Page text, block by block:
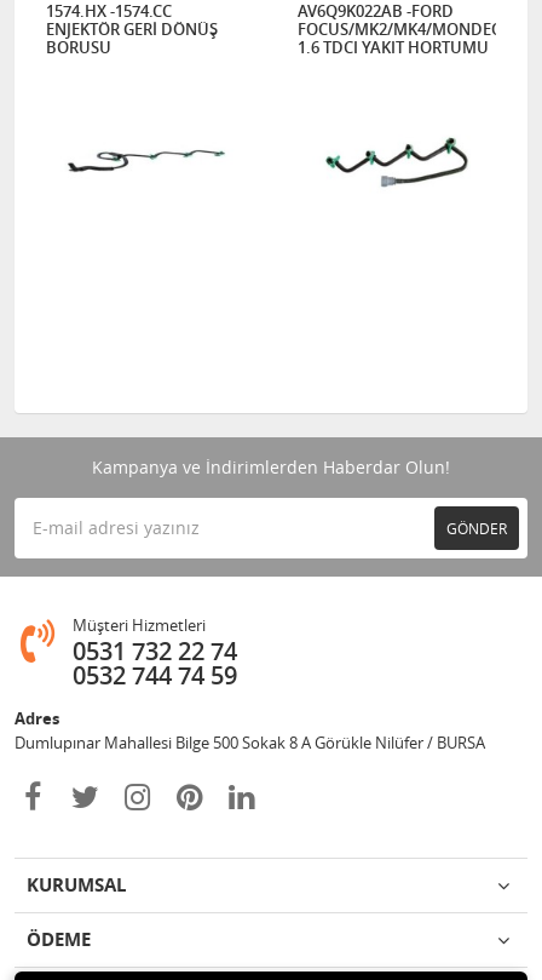
1574.HX -1574.CC
ENJEKTÖR GERİ DÖNÜŞ
BORUSU
AV6Q9K022AB -FORD
FOCUS/MK2/MK4/MONDEO/
1.6 TDCI YAKIT HORTUMU
Kampanya ve İndirimlerden Haberdar Olun!
GÖNDER
Müşteri Hizmetleri
0531 732 22 74
0532 744 74 59
Adres
Dumlupınar Mahallesi Bilge 500 Sokak 8 A Görükle Nilüfer / BURSA
KURUMSAL
ÖDEME